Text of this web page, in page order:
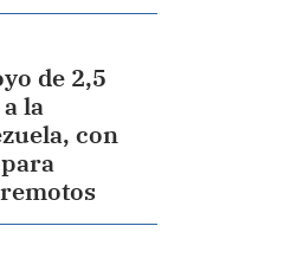
de 2,5
la
con